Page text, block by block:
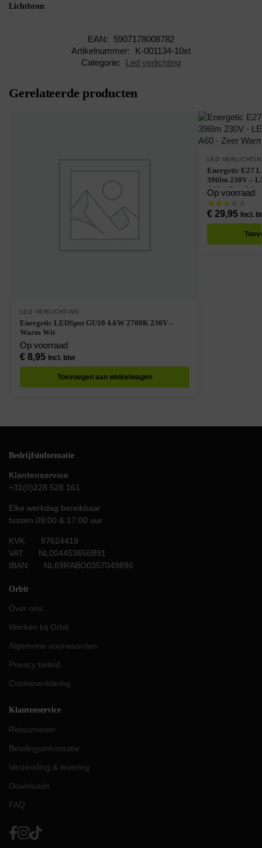
Lichtbron
EAN:
5907178008782
Artikelnummer:
K-001134-10st
Categorie:
Led verlichting
Gerelateerde producten
LED VERLICHTING
Energetic LEDSpot GU10 4.6W 2700K 230V –
Warm Wit
Op voorraad
€8,95 Incl. btw
Toevoegen aan winkelwagen
LED
Energetic E27
396lm 230V –
A60 – Zeer
Op voorraad
€29,95 Incl.
Bedrijfsinformatie
Klantenservice
+31(0)228 528 161
Elke werkdag bereikbaar
tussen 09:00 & 17:00 uur
KVK: 87624419
VAT: NL004453656B91
IBAN: NL69RABO0357049896
Orbit
Over ons
Werken bij Orbit
Algemene voorwaarden
Privacy beleid
Cookieverklaring
Klantenservice
Retourneren
Betalingsinformatie
Verzending & levering
Downloads
FAQ